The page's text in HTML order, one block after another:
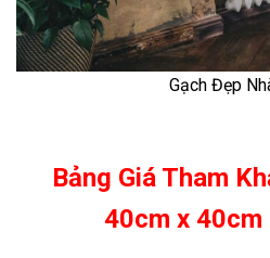
Gạch Đẹp
Bảng Giá Tham
40cm x 40cm